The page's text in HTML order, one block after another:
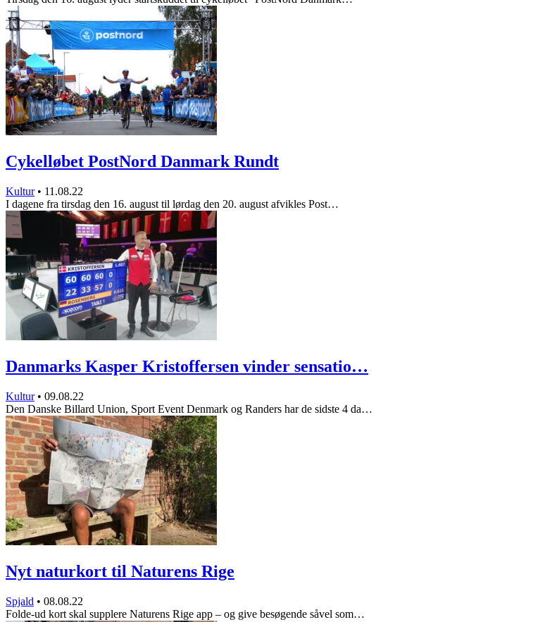
Cykelløbet PostNord Danmark Rundt
Kultur • 11.08.22
I dagene fra tirsdag den 16. august til lørdag den 20. august afvikles Post…
Danmarks Kasper Kristoffersen vinder sensatio…
Kultur • 09.08.22
Den Danske Billard Union, Sport Event Denmark og Randers har de sidste 4 da…
Nyt naturkort til Naturens Rige
Spjald • 08.08.22
Folde-ud kort skal supplere Naturens Rige app – og give besøgende såvel som…